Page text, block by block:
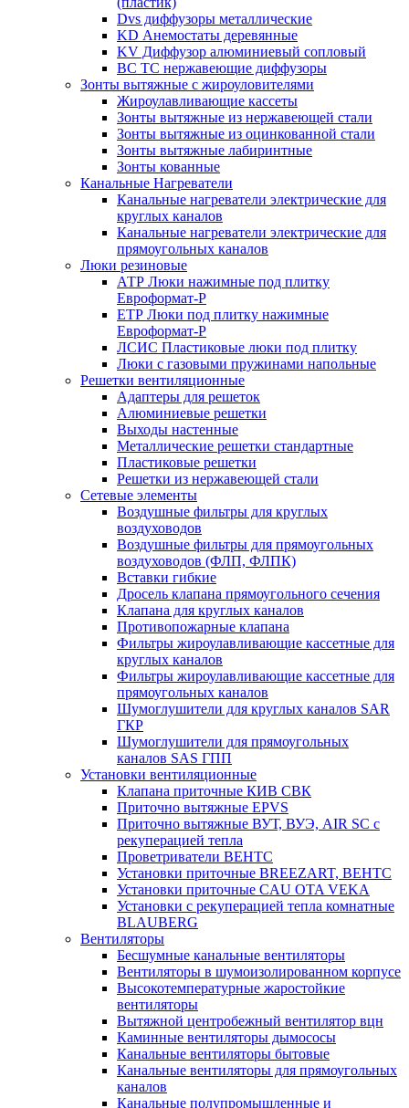
Dvs диффузоры металлические
KD Анемостаты деревянные
KV Диффузор алюминиевый сопловый
ВС ТС нержавеющие диффузоры
Зонты вытяжные с жироуловителями
Жироулавливающие кассеты
Зонты вытяжные из нержавеющей стали
Зонты вытяжные из оцинкованной стали
Зонты вытяжные лабиринтные
Зонты кованные
Канальные Нагреватели
Канальные нагреватели электрические для
круглых каналов
Канальные нагреватели электрические для
прямоугольных каналов
Люки резиновые
АТР Люки нажимные под плитку
Евроформат-Р
ЕТР Люки под плитку нажимные
Евроформат-Р
ЛСИС Пластиковые люки под плитку
Люки с газовыми пружинами напольные
Решетки вентиляционные
Адаптеры для решеток
Алюминиевые решетки
Выходы настенные
Металлические решетки стандартные
Пластиковые решетки
Решетки из нержавеющей стали
Сетевые элементы
Воздушные фильтры для круглых
воздуховодов
Воздушные фильтры для прямоугольных
воздуховодов (ФЛП, ФЛПК)
Вставки гибкие
Дросель клапана прямоугольного сечения
Клапана для круглых каналов
Противопожарные клапана
Фильтры жироулавливающие кассетные для
круглых каналов
Фильтры жироулавливающие кассетные для
прямоугольных каналов
Шумоглушители для круглых каналов SAR
ГКР
Шумоглушители для прямоугольных
каналов SAS ГПП
Установки вентиляционные
Клапана приточные КИВ СВК
Приточно вытяжные EPVS
Приточно вытяжные ВУТ, ВУЭ, AIR SC с
рекуперацией тепла
Проветриватели ВЕНТС
Установки приточные BREEZART, ВЕНТС
Установки приточные CAU OTA VEKA
Установки с рекуперацией тепла комнатные
BLAUBERG
Вентиляторы
Бесшумные канальные вентиляторы
Вентиляторы в шумоизолированном корпусе
Высокотемпературные жаростойкие
вентиляторы
Вытяжной центробежный вентилятор вцн
Каминные вентиляторы дымососы
Канальные вентиляторы бытовые
Канальные вентиляторы для прямоугольных
каналов
Канальные полупромышленные и